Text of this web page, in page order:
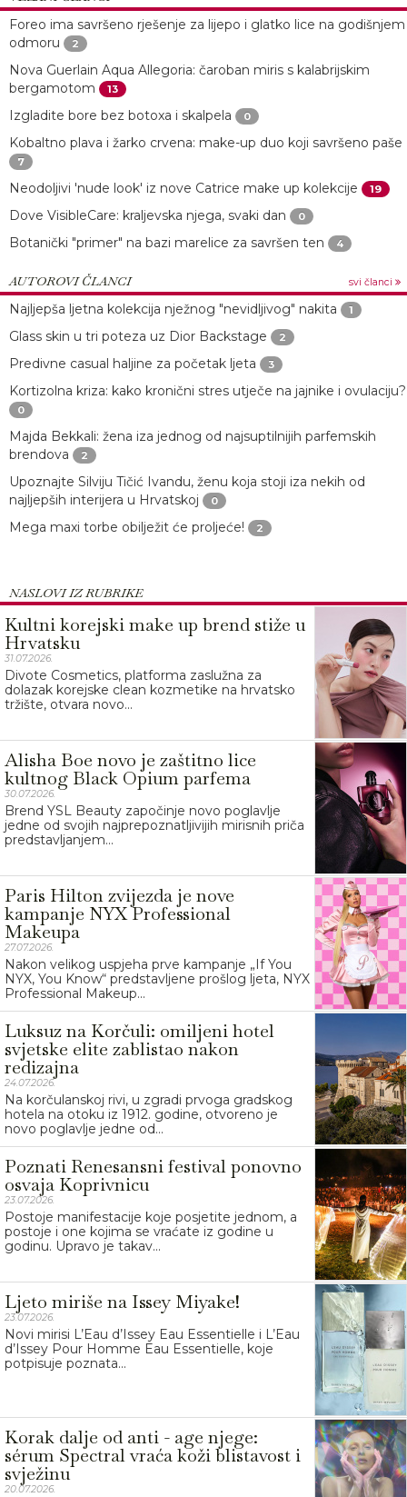
Foreo ima savršeno rješenje za lijepo i glatko lice na godišnjem
odmoru
2
Nova Guerlain Aqua Allegoria: čaroban miris s kalabrijskim
bergamotom
13
Izgladite bore bez botoxa i skalpela 0
Kobaltno plava i žarko crvena: make-up duo koji savršeno paše
7
Neodoljivi 'nude look' iz nove Catrice make up kolekcije 19
Dove VisibleCare: kraljevska njega, svaki dan 0
Botanički "primer" na bazi marelice za savršen ten 4
AUTOROVI ČLANCI svi članci
Najljepša ljetna kolekcija nježnog "nevidljivog" nakita 1
Glass skin u tri poteza uz Dior Backstage 2
Predivne casual haljine za početak ljeta 3
Kortizolna kriza: kako kronični stres utječe na jajnike i ovulaciju?
0
Majda Bekkali: žena iza jednog od najsuptilnijih parfemskih
brendova
2
Upoznajte Silviju Tičić Ivandu, ženu koja stoji iza nekih od
najljepših interijera u Hrvatskoj
0
Mega maxi torbe obilježit će proljeće! 2
NASLOVI IZ RUBRIKE
Kultni korejski make up brend stiže u
Hrvatsku
31.07.2026.
Divote Cosmetics, platforma zaslužna za
dolazak korejske clean kozmetike na hrvatsko
tržište, otvara novo...
Alisha Boe novo je zaštitno lice
kultnog Black Opium parfema
30.07.2026.
Brend YSL Beauty započinje novo poglavlje
jedne od svojih najprepoznatljivijih mirisnih priča
predstavljanjem...
Paris Hilton zvijezda je nove
kampanje NYX Professional
Makeupa
27.07.2026.
Nakon velikog uspjeha prve kampanje „If You
NYX, You Know“ predstavljene prošlog ljeta, NYX
Professional Makeup...
Luksuz na Korčuli: omiljeni hotel
svjetske elite zablistao nakon
redizajna
24.07.2026.
Na korčulanskoj rivi, u zgradi prvoga gradskog
hotela na otoku iz 1912. godine, otvoreno je
novo poglavlje jedne od...
Poznati Renesansni festival ponovno
osvaja Koprivnicu
23.07.2026.
Postoje manifestacije koje posjetite jednom, a
postoje i one kojima se vraćate iz godine u
godinu. Upravo je takav...
Ljeto miriše na Issey Miyake!
23.07.2026.
Novi mirisi L’Eau d’Issey Eau Essentielle i L’Eau
d’Issey Pour Homme Eau Essentielle, koje
potpisuje poznata...
Korak dalje od anti - age njege:
sérum Spectral vraća koži blistavost i
svježinu
20.07.2026.